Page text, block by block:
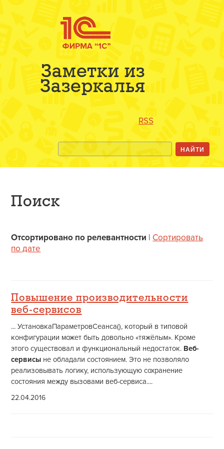
Заметки из
Зазеркалья
RSS
Поиск
Отсортировано по релевантности | Сортировать
по дате
Повышение производительности
веб-сервисов
... УстановкаПараметровСеанса(), который в типовой
конфигурации может быть довольно «тяжёлым». Кроме
этого существовал и функциональный недостаток. Веб-
сервисы не обладали состоянием. Это не позволяло
реализовывать логику, использующую сохранение
состояния между вызовами веб-сервиса....
22.04.2016